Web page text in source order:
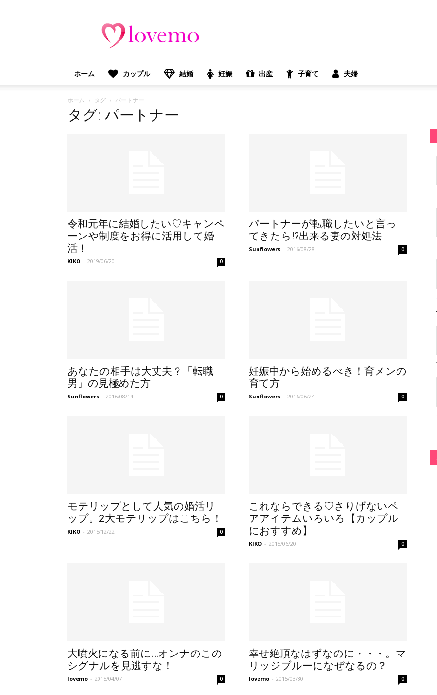
モ）：
プ
マ
マ
向
ホーム カップル 結婚 妊娠 出産 子育て 夫婦
ホーム タグ パートナー
タグ: パートナー
令和元年に結婚したい♡キャンペ
ーンや制度をお得に活用して婚
活！
KIKO - 2019/06/20 0
パートナーが転職したいと言っ
てきたら!?出来る妻の対処法
Sunflowers - 2016/08/28 0
あなたの相手は大丈夫？「転職
男」の見極めた方
Sunflowers - 2016/08/14 0
妊娠中から始めるべき！育メンの
育て方
Sunflowers - 2016/06/24 0
モテリップとして人気の婚活リ
ップ。2大モテリップはこちら！
KIKO - 2015/12/22 0
これならできる♡さりげないペ
アアイテムいろいろ【カップル
におすすめ】
KIKO - 2015/06/20 0
大噴火になる前に…オンナのこの
シグナルを見逃すな！
lovemo - 2015/04/07 0
幸せ絶頂なはずなのに・・・。マ
リッジブルーになぜなるの？
lovemo - 2015/03/30 0